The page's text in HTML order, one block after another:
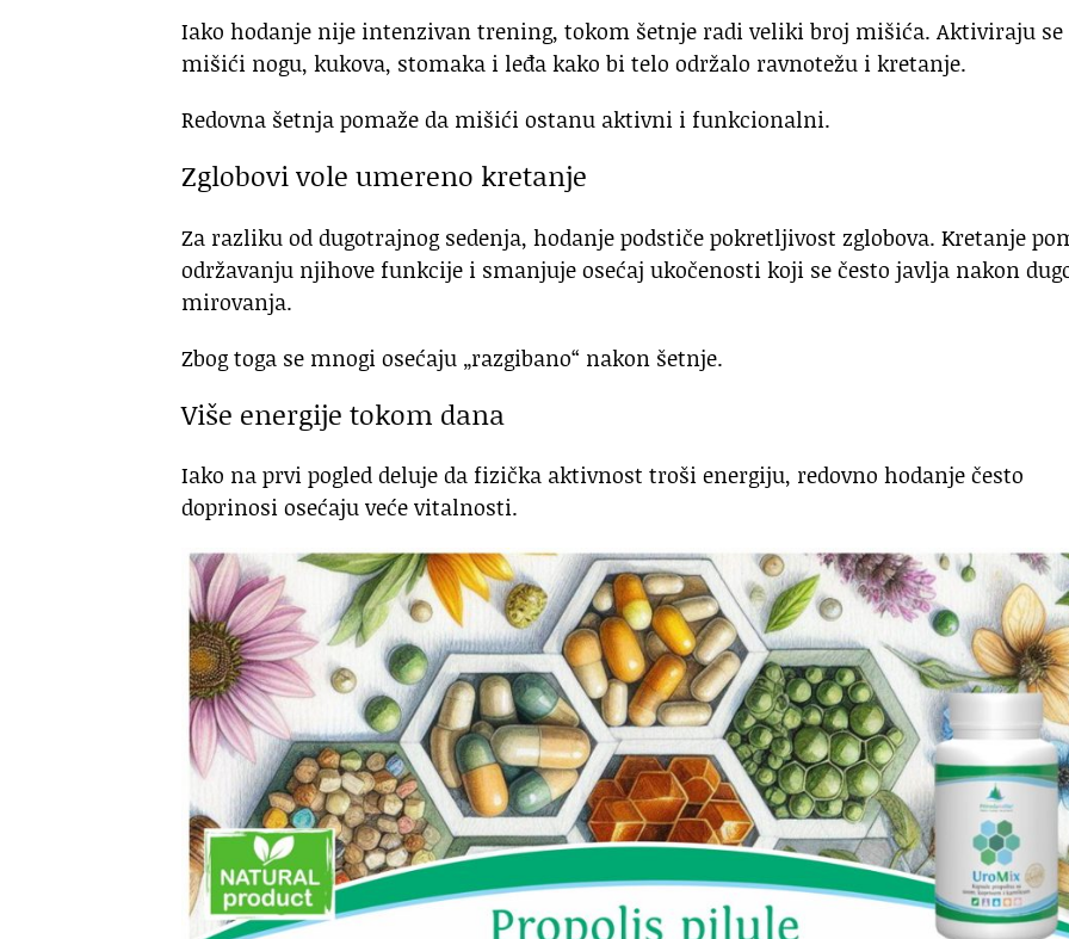
Iako hodanje nije intenzivan trening, tokom šetnje radi veliki broj mišića. Aktiviraju se
mišići nogu, kukova, stomaka i leđa kako bi telo održalo ravnotežu i kretanje.
Redovna šetnja pomaže da mišići ostanu aktivni i funkcionalni.
Zglobovi vole umereno kretanje
Za razliku od dugotrajnog sedenja, hodanje podstiče pokretljivost zglobova. Kretanje
održavanju njihove funkcije i smanjuje osećaj ukočenosti koji se često javlja nakon
mirovanja.
Zbog toga se mnogi osećaju „razgibano“ nakon šetnje.
Više energije tokom dana
Iako na prvi pogled deluje da fizička aktivnost troši energiju, redovno hodanje često
doprinosi osećaju veće vitalnosti.